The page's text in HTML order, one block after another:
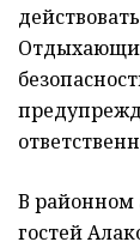
В районном
гостей